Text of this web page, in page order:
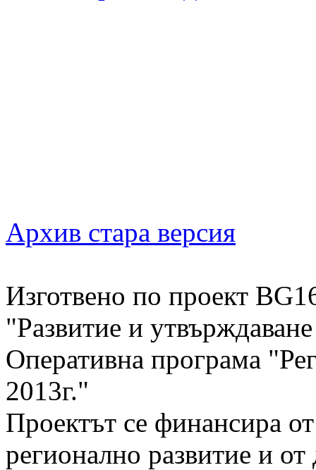
Архив стара версия
Изготвено по проект
"Развитие и
Оперативна програма
2013г."
Проектът се финансира
регионално развитие и